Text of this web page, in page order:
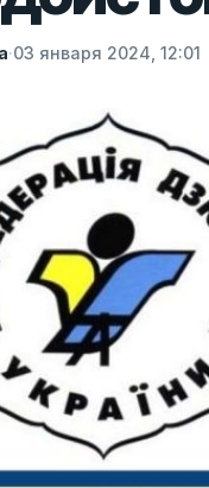
·03 января 2024, 12:01